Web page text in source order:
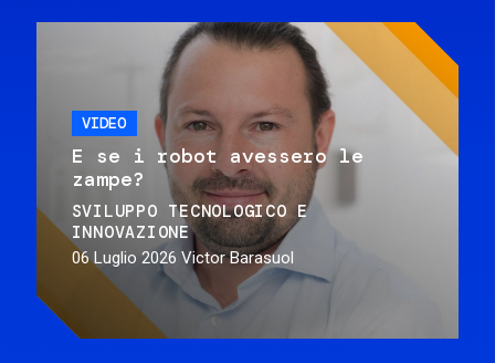
VIDEO
E se i robot avessero le
zampe?
SVILUPPO TECNOLOGICO E
INNOVAZIONE
06 Luglio 2026 Victor Barasuol